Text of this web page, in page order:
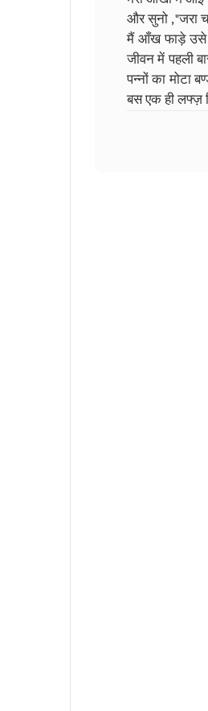
और सुनो , "जरा
मैं आँख फाड़े उसे
जीवन में पहली
पन्नों का मोटा
बस एक ही लफ्ज़